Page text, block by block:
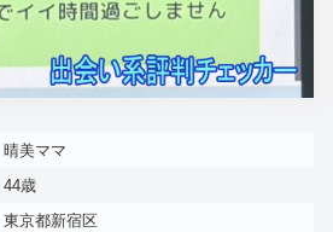
晴美ママ
44歳
東京都新宿区